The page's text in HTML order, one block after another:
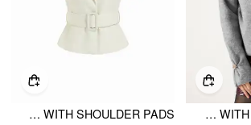
KNIT ASYMMETRICAL NECK OVERSIZED TOP WITH MENTAL BUTTON
COLLAR SHORT SLEEVE PEPLUM BELTED BLAZER WITH SHOULDER PADS